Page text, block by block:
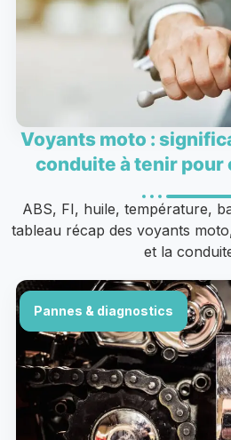
Voyants moto :
conduite à tenir pour
ABS, FI, huile, température,
tableau récap des voyants
et la
Pannes & diagnostics